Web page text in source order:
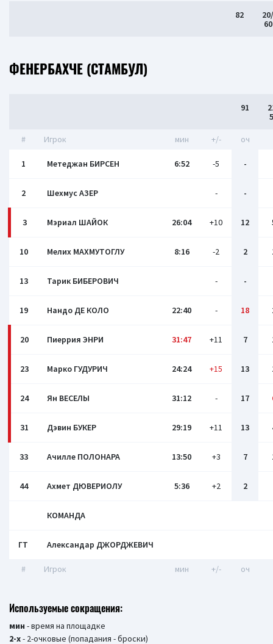
82
ФЕНЕРБАХЧЕ (СТАМБУЛ)
91
# Игрок мин +/- оч
1 Метеджан БИРСЕН 6:52 -5 -
2 Шехмус АЗЕР - -
3 Мэриал ШАЙОК 26:04 +10 12
10 Мелих МАХМУТОГЛУ 8:16 -2 2
13 Тарик БИБЕРОВИЧ - -
19 Нандо ДЕ КОЛО 22:40 - 18
20 Пиеррия ЭНРИ 31:47 +11 7
23 Марко ГУДУРИЧ 24:24 +15 13
24 Ян ВЕСЕЛЫ 31:12 - 17
31 Дэвин БУКЕР 29:19 +11 13
33 Ачилле ПОЛОНАРА 13:50 +3 7
44 Ахмет ДЮВЕРИОЛУ 5:36 +2 2
КОМАНДА
ГТ Александар ДЖОРДЖЕВИЧ
# Игрок мин +/- оч
Используемые сокращения:
мин - время на площадке
2-х- 2-очковые (попадания - броски)